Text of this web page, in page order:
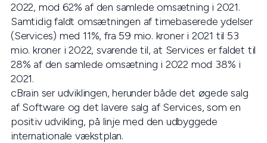
2022, mod 62% af den samlede omsætning i 2021.
Samtidig faldt omsætningen af timebaserede ydelser
(Services) med 11%, fra 59 mio. kroner i 2021 til 53
mio. kroner i 2022, svarende til, at Services er faldet til
28% af den samlede omsætning i 2022 mod 38% i
2021.
cBrain ser udviklingen, herunder både det øgede salg
af Software og det lavere salg af Services, som en
positiv udvikling, på linje med den udbyggede
internationale vækstplan.